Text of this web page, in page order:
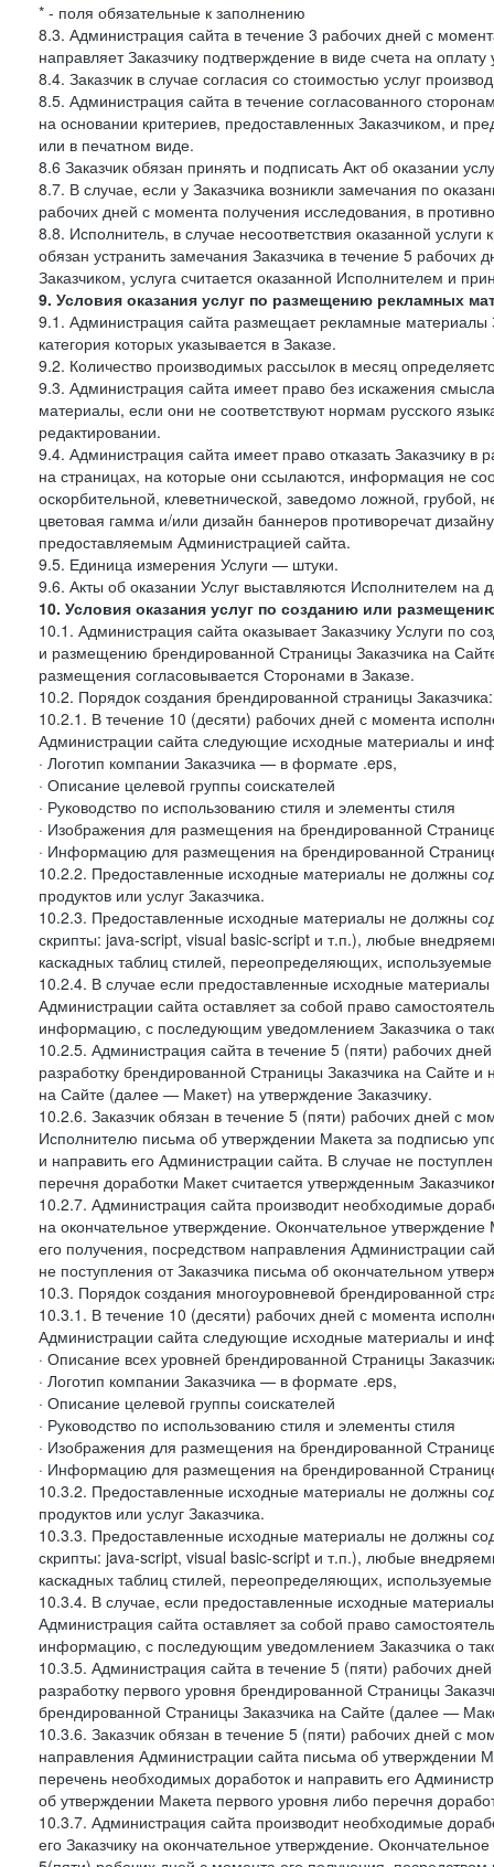
* - поля обязательные к заполнению
8.3. Администрация сайта в течение 3 рабочих дней с
направляет Заказчику подтверждение в виде счета на оплату
8.4. Заказчик в случае согласия со стоимостью услуг
8.5. Администрация сайта в течение согласованного
на основании критериев, предоставленных Заказчиком, и
или в печатном виде.
8.6 Заказчик обязан принять и подписать Акт об оказании
8.7. В случае, если у Заказчика возникли замечания по
рабочих дней с момента получения исследования, в
8.8. Исполнитель, в случае несоответствия оказанной
обязан устранить замечания Заказчика в течение 5 рабочих
Заказчиком, услуга считается оказанной Исполнителем и
9. Условия оказания услуг по размещению рекламных
9.1. Администрация сайта размещает рекламные материалы
категория которых указывается в Заказе.
9.2. Количество производимых рассылок в месяц
9.3. Администрация сайта имеет право без искажения
материалы, если они не соответствуют нормам русского
редактировании.
9.4. Администрация сайта имеет право отказать
на страницах, на которые они ссылаются, информация не
оскорбительной, клеветнической, заведомо ложной,
цветовая гамма и/или дизайн баннеров противоречат
предоставляемым Администрацией сайта.
9.5. Единица измерения Услуги — штуки.
9.6. Акты об оказании Услуг выставляются Исполнителем на
10. Условия оказания услуг по созданию или
10.1. Администрация сайта оказывает Заказчику Услуги по
и размещению брендированной Страницы Заказчика на
размещения согласовывается Сторонами в Заказе.
10.2. Порядок создания брендированной страницы Заказчика:
10.2.1. В течение 10 (десяти) рабочих дней с момента
Администрации сайта следующие исходные материалы и
· Логотип компании Заказчика — в формате .eps,
· Описание целевой группы соискателей
· Руководство по использованию стиля и элементы стиля
· Изображения для размещения на брендированной
· Информацию для размещения на брендированной
10.2.2. Предоставленные исходные материалы не должны
продуктов или услуг Заказчика.
10.2.3. Предоставленные исходные материалы не должны
скрипты: java-script, visual basic-script и т.п.), любые
каскадных таблиц стилей, переопределяющих,
10.2.4. В случае если предоставленные исходные
Администрации сайта оставляет за собой право
информацию, с последующим уведомлением Заказчика о
10.2.5. Администрация сайта в течение 5 (пяти) рабочих
разработку брендированной Страницы Заказчика на Сайте
на Сайте (далее — Макет) на утверждение Заказчику.
10.2.6. Заказчик обязан в течение 5 (пяти) рабочих дней с
Исполнителю письма об утверждении Макета за подписью
и направить его Администрации сайта. В случае не
перечня доработки Макет считается утвержденным
10.2.7. Администрация сайта производит необходимые
на окончательное утверждение. Окончательное
его получения, посредством направления Администрации
не поступления от Заказчика письма об окончательном
10.3. Порядок создания многоуровневой брендированной
10.3.1. В течение 10 (десяти) рабочих дней с момента
Администрации сайта следующие исходные материалы и
· Описание всех уровней брендированной Страницы
· Логотип компании Заказчика — в формате .eps,
· Описание целевой группы соискателей
· Руководство по использованию стиля и элементы стиля
· Изображения для размещения на брендированной
· Информацию для размещения на брендированной
10.3.2. Предоставленные исходные материалы не должны
продуктов или услуг Заказчика.
10.3.3. Предоставленные исходные материалы не должны
скрипты: java-script, visual basic-script и т.п.), любые
каскадных таблиц стилей, переопределяющих,
10.3.4. В случае, если предоставленные исходные
Администрация сайта оставляет за собой право
информацию, с последующим уведомлением Заказчика о
10.3.5. Администрация сайта в течение 5 (пяти) рабочих
разработку первого уровня брендированной Страницы
брендированной Страницы Заказчика на Сайте (далее —
10.3.6. Заказчик обязан в течение 5 (пяти) рабочих дней с
направления Администрации сайта письма об утверждении
перечень необходимых доработок и направить его
об утверждении Макета первого уровня либо перечня
10.3.7. Администрация сайта производит необходимые
его Заказчику на окончательное утверждение.